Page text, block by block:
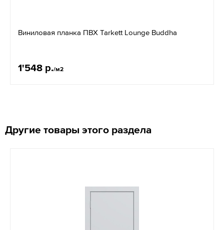
Виниловая планка ПВХ Tarkett Lounge Buddha
1'548 р./м2
Другие товары этого раздела